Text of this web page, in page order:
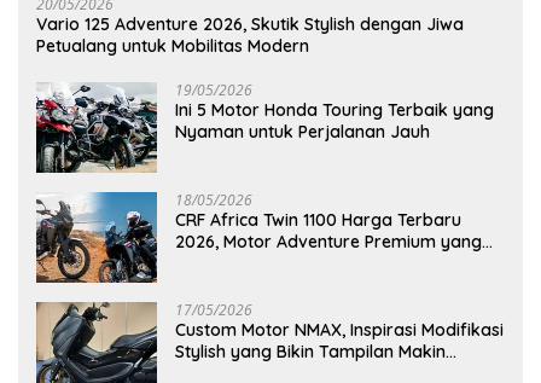
Vario 125 Adventure 2026, Skutik Stylish dengan Jiwa
Petualang untuk Mobilitas Modern
19/05/2026
Ini 5 Motor Honda Touring Terbaik yang
Nyaman untuk Perjalanan Jauh
18/05/2026
CRF Africa Twin 1100 Harga Terbaru
2026, Motor Adventure Premium yang
17/05/2026
Custom Motor NMAX, Inspirasi Modifikasi
Stylish yang Bikin Tampilan Makin